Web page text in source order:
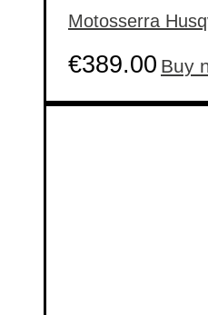
Motosserra
€389.00 Buy